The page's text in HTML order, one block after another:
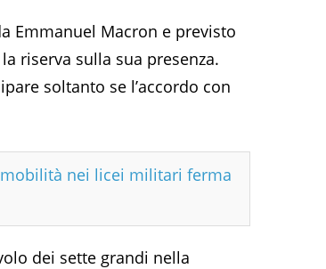
Emmanuel Macron e previsto
riserva sulla sua presenza.
soltanto se l’accordo con
nei licei militari ferma
dei sette grandi nella